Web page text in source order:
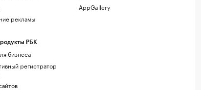
рекламы
РБК
бизнеса
регистратор
AppGallery